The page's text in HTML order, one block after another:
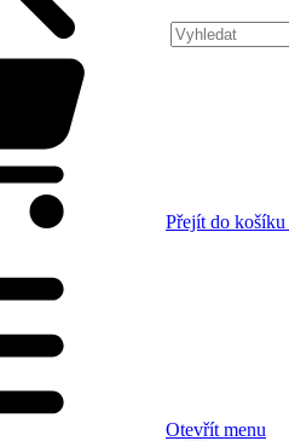
Přejít do košíku
Otevřít menu